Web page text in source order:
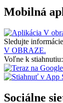
Mobilná
Sledujte
V OBRAZE.
Voľne k stiahnutiu:
Sociálne